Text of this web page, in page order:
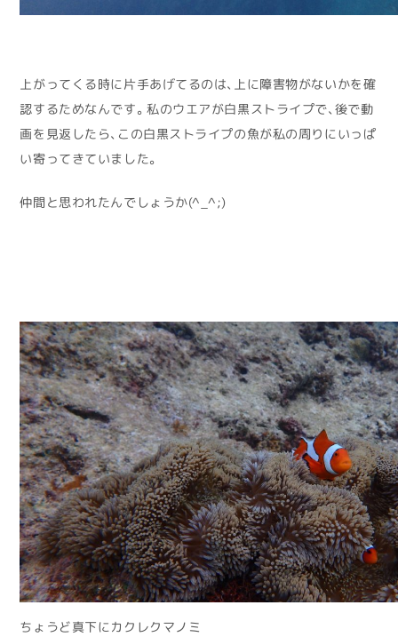
上がってくる時に片手あげてるのは、上に障害物がないかを確
認するためなんです。私のウエアが白黒ストライプで、後で動
画を見返したら、この白黒ストライプの魚が私の周りにいっぱ
い寄ってきていました。
仲間と思われたんでしょうか(^_^;)
ちょうど真下にカクレクマノミ